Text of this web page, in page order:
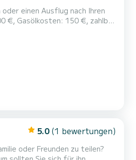
einen Ausflug nach Ihren
€, Gasölkosten: 150 €, zahlbar
5.0 (1 bewertungen)
oder Freunden zu teilen?